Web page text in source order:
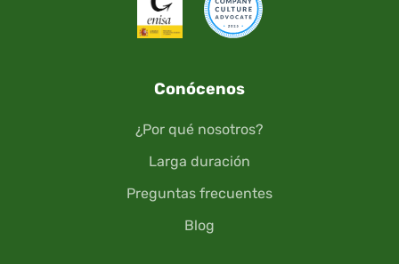
Conócenos
¿Por qué nosotros?
Larga duración
Preguntas frecuentes
Blog